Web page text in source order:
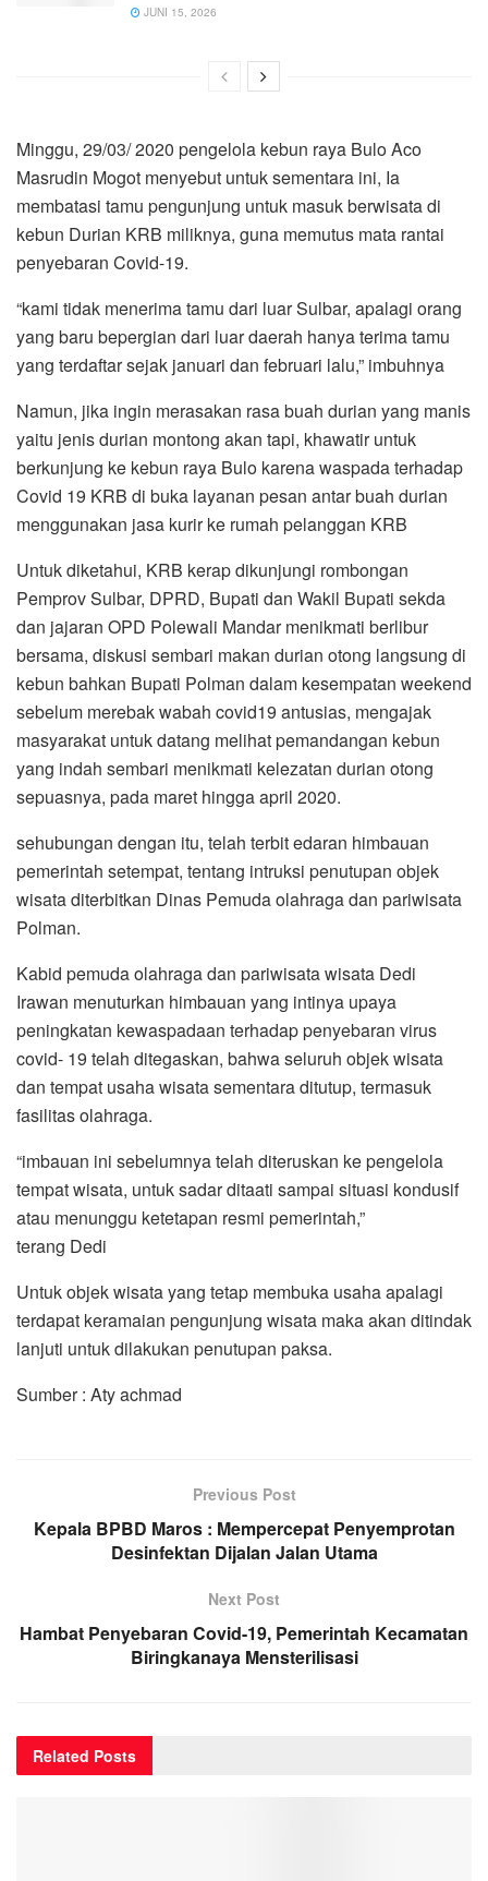
JUNI 15, 2026
Minggu, 29/03/ 2020 pengelola kebun raya Bulo Aco
Masrudin Mogot menyebut untuk sementara ini, Ia
membatasi tamu pengunjung untuk masuk berwisata di
kebun Durian KRB miliknya, guna memutus mata rantai
penyebaran Covid-19.
“kami tidak menerima tamu dari luar Sulbar, apalagi orang
yang baru bepergian dari luar daerah hanya terima tamu
yang terdaftar sejak januari dan februari lalu,” imbuhnya
Namun, jika ingin merasakan rasa buah durian yang manis
yaitu jenis durian montong akan tapi, khawatir untuk
berkunjung ke kebun raya Bulo karena waspada terhadap
Covid 19 KRB di buka layanan pesan antar buah durian
menggunakan jasa kurir ke rumah pelanggan KRB
Untuk diketahui, KRB kerap dikunjungi rombongan
Pemprov Sulbar, DPRD, Bupati dan Wakil Bupati sekda
dan jajaran OPD Polewali Mandar menikmati berlibur
bersama, diskusi sembari makan durian otong langsung di
kebun bahkan Bupati Polman dalam kesempatan weekend
sebelum merebak wabah covid19 antusias, mengajak
masyarakat untuk datang melihat pemandangan kebun
yang indah sembari menikmati kelezatan durian otong
sepuasnya, pada maret hingga april 2020.
sehubungan dengan itu, telah terbit edaran himbauan
pemerintah setempat, tentang intruksi penutupan objek
wisata diterbitkan Dinas Pemuda olahraga dan pariwisata
Polman.
Kabid pemuda olahraga dan pariwisata wisata Dedi
Irawan menuturkan himbauan yang intinya upaya
peningkatan kewaspadaan terhadap penyebaran virus
covid- 19 telah ditegaskan, bahwa seluruh objek wisata
dan tempat usaha wisata sementara ditutup, termasuk
fasilitas olahraga.
“imbauan ini sebelumnya telah diteruskan ke pengelola
tempat wisata, untuk sadar ditaati sampai situasi kondusif
atau menunggu ketetapan resmi pemerintah,”
terang Dedi
Untuk objek wisata yang tetap membuka usaha apalagi
terdapat keramaian pengunjung wisata maka akan ditindak
lanjuti untuk dilakukan penutupan paksa.
Sumber : Aty achmad
Previous Post
Kepala BPBD Maros : Mempercepat Penyemprotan
Desinfektan Dijalan Jalan Utama
Next Post
Hambat Penyebaran Covid-19, Pemerintah Kecamatan
Biringkanaya Mensterilisasi
Related Posts